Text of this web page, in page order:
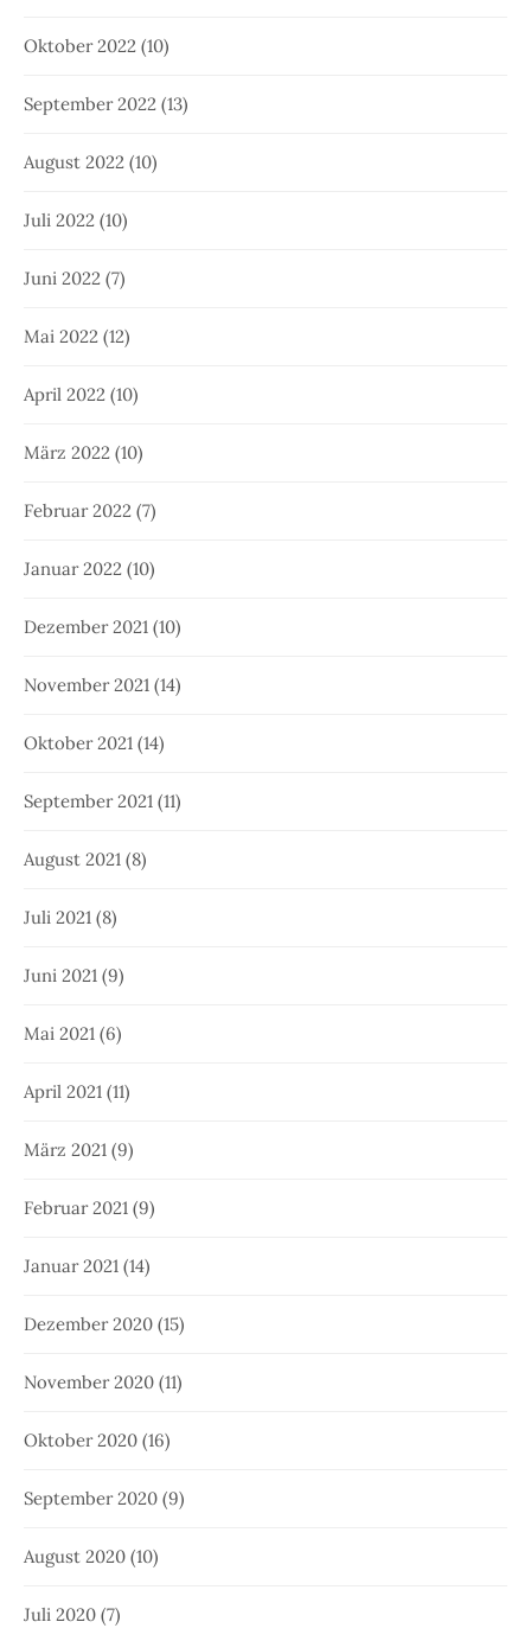
Oktober 2022 (10)
September 2022 (13)
August 2022 (10)
Juli 2022 (10)
Juni 2022 (7)
Mai 2022 (12)
April 2022 (10)
März 2022 (10)
Februar 2022 (7)
Januar 2022 (10)
Dezember 2021 (10)
November 2021 (14)
Oktober 2021 (14)
September 2021 (11)
August 2021 (8)
Juli 2021 (8)
Juni 2021 (9)
Mai 2021 (6)
April 2021 (11)
März 2021 (9)
Februar 2021 (9)
Januar 2021 (14)
Dezember 2020 (15)
November 2020 (11)
Oktober 2020 (16)
September 2020 (9)
August 2020 (10)
Juli 2020 (7)